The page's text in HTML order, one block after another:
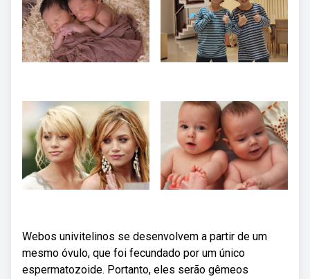
Webos univitelinos se desenvolvem a partir de um
mesmo óvulo, que foi fecundado por um único
espermatozoide. Portanto, eles serão gêmeos